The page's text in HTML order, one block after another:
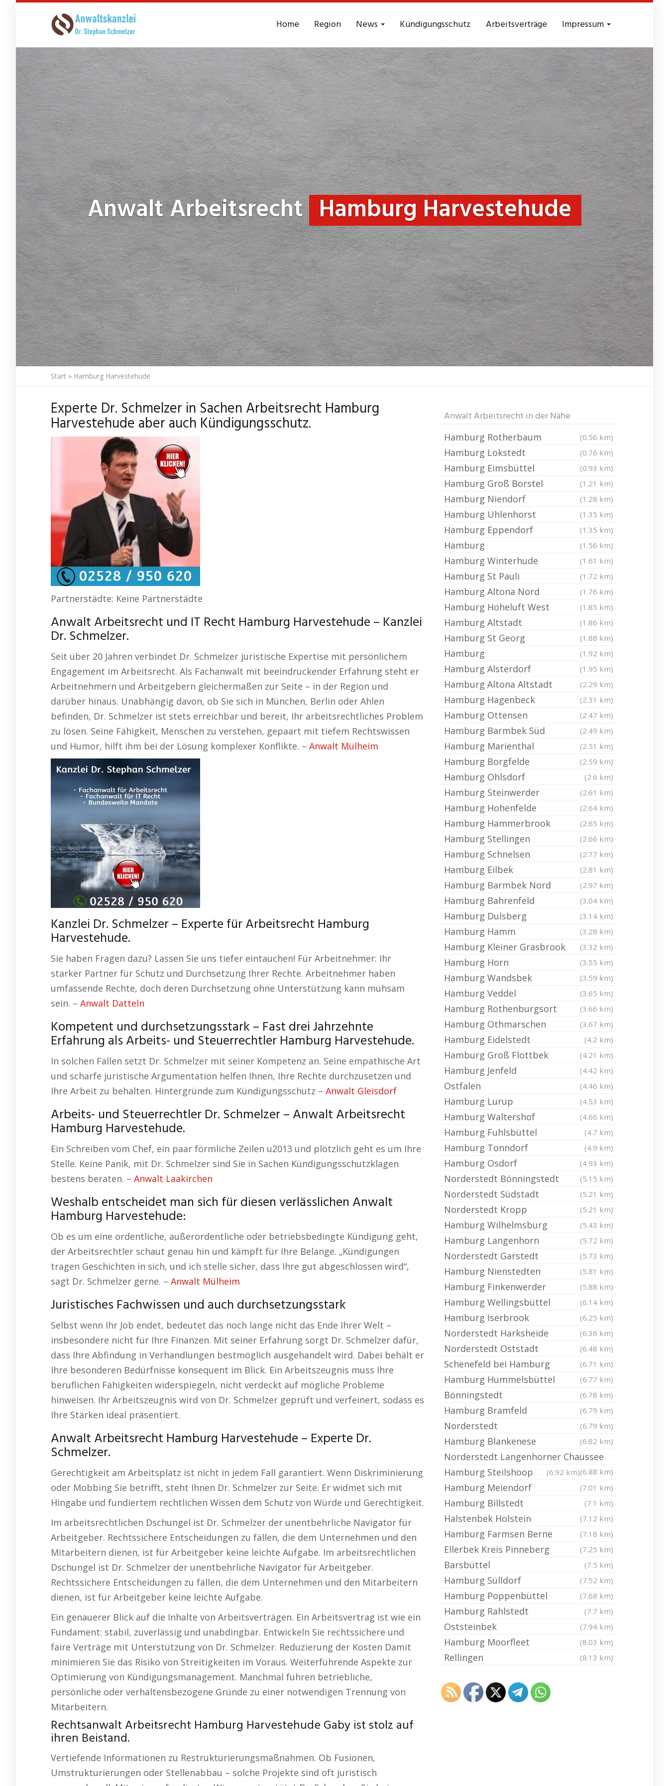
content
Home Region News Kündigungsschutz Arbeitsverträge Impressum
Anwalt Arbeitsrecht Hamburg Harvestehude
Start » Hamburg Harvestehude
Experte Dr. Schmelzer in Sachen Arbeitsrecht Hamburg
Harvestehude aber auch Kündigungsschutz.
Partnerstädte: Keine Partnerstädte
Anwalt Arbeitsrecht und IT Recht Hamburg Harvestehude – Kanzlei
Dr. Schmelzer.
Seit über 20 Jahren verbindet Dr. Schmelzer juristische Expertise mit persönlichem
Engagement im Arbeitsrecht. Als Fachanwalt mit beeindruckender Erfahrung steht er
Arbeitnehmern und Arbeitgebern gleichermaßen zur Seite – in der Region und
darüber hinaus. Unabhängig davon, ob Sie sich in München, Berlin oder Ahlen
befinden, Dr. Schmelzer ist stets erreichbar und bereit, Ihr arbeitsrechtliches Problem
zu lösen. Seine Fähigkeit, Menschen zu verstehen, gepaart mit tiefem Rechtswissen
und Humor, hilft ihm bei der Lösung komplexer Konflikte. – Anwalt Mülheim
Kanzlei Dr. Schmelzer – Experte für Arbeitsrecht Hamburg
Harvestehude.
Sie haben Fragen dazu? Lassen Sie uns tiefer eintauchen! Für Arbeitnehmer: Ihr
starker Partner für Schutz und Durchsetzung Ihrer Rechte. Arbeitnehmer haben
umfassende Rechte, doch deren Durchsetzung ohne Unterstützung kann mühsam
sein. – Anwalt Datteln
Kompetent und durchsetzungsstark – Fast drei Jahrzehnte
Erfahrung als Arbeits- und Steuerrechtler Hamburg Harvestehude.
In solchen Fällen setzt Dr. Schmelzer mit seiner Kompetenz an. Seine empathische Art
und scharfe juristische Argumentation helfen Ihnen, Ihre Rechte durchzusetzen und
Ihre Arbeit zu behalten. Hintergründe zum Kündigungsschutz – Anwalt Gleisdorf
Arbeits- und Steuerrechtler Dr. Schmelzer – Anwalt Arbeitsrecht
Hamburg Harvestehude.
Ein Schreiben vom Chef, ein paar förmliche Zeilen u2013 und plötzlich geht es um Ihre
Stelle. Keine Panik, mit Dr. Schmelzer sind Sie in Sachen Kündigungsschutzklagen
bestens beraten. – Anwalt Laakirchen
Weshalb entscheidet man sich für diesen verlässlichen Anwalt
Hamburg Harvestehude:
Ob es um eine ordentliche, außerordentliche oder betriebsbedingte Kündigung geht,
der Arbeitsrechtler schaut genau hin und kämpft für Ihre Belange. „Kündigungen
tragen Geschichten in sich, und ich stelle sicher, dass Ihre gut abgeschlossen wird“,
sagt Dr. Schmelzer gerne. – Anwalt Mülheim
Juristisches Fachwissen und auch durchsetzungsstark
Selbst wenn Ihr Job endet, bedeutet das noch lange nicht das Ende Ihrer Welt –
insbesondere nicht für Ihre Finanzen. Mit seiner Erfahrung sorgt Dr. Schmelzer dafür,
dass Ihre Abfindung in Verhandlungen bestmöglich ausgehandelt wird. Dabei behält er
Ihre besonderen Bedürfnisse konsequent im Blick. Ein Arbeitszeugnis muss Ihre
beruflichen Fähigkeiten widerspiegeln, nicht verdeckt auf mögliche Probleme
hinweisen. Ihr Arbeitszeugnis wird von Dr. Schmelzer geprüft und verfeinert, sodass es
Ihre Stärken ideal präsentiert.
Anwalt Arbeitsrecht Hamburg Harvestehude – Experte Dr.
Schmelzer.
Gerechtigkeit am Arbeitsplatz ist nicht in jedem Fall garantiert. Wenn Diskriminierung
oder Mobbing Sie betrifft, steht Ihnen Dr. Schmelzer zur Seite. Er widmet sich mit
Hingabe und fundiertem rechtlichen Wissen dem Schutz von Würde und Gerechtigkeit.
Im arbeitsrechtlichen Dschungel ist Dr. Schmelzer der unentbehrliche Navigator für
Arbeitgeber. Rechtssichere Entscheidungen zu fällen, die dem Unternehmen und den
Mitarbeitern dienen, ist für Arbeitgeber keine leichte Aufgabe. Im arbeitsrechtlichen
Dschungel ist Dr. Schmelzer der unentbehrliche Navigator für Arbeitgeber.
Rechtssichere Entscheidungen zu fällen, die dem Unternehmen und den Mitarbeitern
dienen, ist für Arbeitgeber keine leichte Aufgabe.
Ein genauerer Blick auf die Inhalte von Arbeitsverträgen. Ein Arbeitsvertrag ist wie ein
Fundament: stabil, zuverlässig und unabdingbar. Entwickeln Sie rechtssichere und
faire Verträge mit Unterstützung von Dr. Schmelzer. Reduzierung der Kosten Damit
minimieren Sie das Risiko von Streitigkeiten im Voraus. Weiterführende Aspekte zur
Optimierung von Kündigungsmanagement. Manchmal führen betriebliche,
persönliche oder verhaltensbezogene Gründe zu einer notwendigen Trennung von
Mitarbeitern.
Rechtsanwalt Arbeitsrecht Hamburg Harvestehude Gaby ist stolz auf
ihren Beistand.
Vertiefende Informationen zu Restrukturierungsmaßnahmen. Ob Fusionen,
Umstrukturierungen oder Stellenabbau – solche Projekte sind oft juristisch
Anwalt Arbeitsrecht in der Nähe
Hamburg Rotherbaum (0.56 km)
Hamburg Lokstedt (0.76 km)
Hamburg Eimsbüttel (0.93 km)
Hamburg Groß Borstel (1.21 km)
Hamburg Niendorf (1.28 km)
Hamburg Uhlenhorst (1.35 km)
Hamburg Eppendorf (1.35 km)
Hamburg (1.56 km)
Hamburg Winterhude (1.61 km)
Hamburg St Pauli (1.72 km)
Hamburg Altona Nord (1.76 km)
Hamburg Hoheluft West (1.85 km)
Hamburg Altstadt (1.86 km)
Hamburg St Georg (1.88 km)
Hamburg (1.92 km)
Hamburg Alsterdorf (1.95 km)
Hamburg Altona Altstadt (2.29 km)
Hamburg Hagenbeck (2.31 km)
Hamburg Ottensen (2.47 km)
Hamburg Barmbek Süd (2.49 km)
Hamburg Marienthal (2.51 km)
Hamburg Borgfelde (2.59 km)
Hamburg Ohlsdorf (2.6 km)
Hamburg Steinwerder (2.61 km)
Hamburg Hohenfelde (2.64 km)
Hamburg Hammerbrook (2.65 km)
Hamburg Stellingen (2.66 km)
Hamburg Schnelsen (2.77 km)
Hamburg Eilbek (2.81 km)
Hamburg Barmbek Nord (2.97 km)
Hamburg Bahrenfeld (3.04 km)
Hamburg Dulsberg (3.14 km)
Hamburg Hamm (3.28 km)
Hamburg Kleiner Grasbrook (3.32 km)
Hamburg Horn (3.55 km)
Hamburg Wandsbek (3.59 km)
Hamburg Veddel (3.65 km)
Hamburg Rothenburgsort (3.66 km)
Hamburg Othmarschen (3.67 km)
Hamburg Eidelstedt (4.2 km)
Hamburg Groß Flottbek (4.21 km)
Hamburg Jenfeld (4.42 km)
Ostfalen (4.46 km)
Hamburg Lurup (4.53 km)
Hamburg Waltershof (4.66 km)
Hamburg Fuhlsbüttel (4.7 km)
Hamburg Tonndorf (4.9 km)
Hamburg Osdorf (4.93 km)
Norderstedt Bönningstedt (5.15 km)
Norderstedt Südstadt (5.21 km)
Norderstedt Kropp (5.21 km)
Hamburg Wilhelmsburg (5.43 km)
Hamburg Langenhorn (5.72 km)
Norderstedt Garstedt (5.73 km)
Hamburg Nienstedten (5.81 km)
Hamburg Finkenwerder (5.88 km)
Hamburg Wellingsbüttel (6.14 km)
Hamburg Iserbrook (6.25 km)
Norderstedt Harksheide (6.36 km)
Norderstedt Oststadt (6.48 km)
Schenefeld bei Hamburg (6.71 km)
Hamburg Hummelsbüttel (6.77 km)
Bönningstedt (6.78 km)
Hamburg Bramfeld (6.79 km)
Norderstedt (6.79 km)
Hamburg Blankenese (6.82 km)
Norderstedt Langenhorner Chaussee
(6.88 km)
Hamburg Steilshoop (6.92 km)
Hamburg Meiendorf (7.01 km)
Hamburg Billstedt (7.1 km)
Halstenbek Holstein (7.12 km)
Hamburg Farmsen Berne (7.18 km)
Ellerbek Kreis Pinneberg (7.25 km)
Barsbüttel (7.5 km)
Hamburg Sülldorf (7.52 km)
Hamburg Poppenbüttel (7.68 km)
Hamburg Rahlstedt (7.7 km)
Oststeinbek (7.94 km)
Hamburg Moorfleet (8.03 km)
Rellingen (8.13 km)